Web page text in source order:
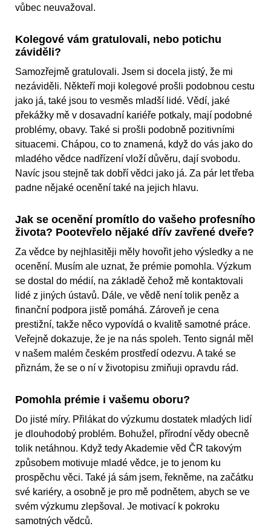
vůbec neuvažoval.
Kolegové vám gratulovali, nebo potichu
záviděli?
Samozřejmě gratulovali. Jsem si docela jistý, že mi
nezáviděli. Někteří moji kolegové prošli podobnou cestu
jako já, také jsou to vesměs mladší lidé. Vědí, jaké
překážky mě v dosavadní kariéře potkaly, mají podobné
problémy, obavy. Také si prošli podobně pozitivními
situacemi. Chápou, co to znamená, když do vás jako do
mladého vědce nadřízení vloží důvěru, dají svobodu.
Navíc jsou stejně tak dobří vědci jako já. Za pár let třeba
padne nějaké ocenění také na jejich hlavu.
Jak se ocenění promítlo do vašeho profesního
života? Pootevřelo nějaké dřív zavřené dveře?
Za vědce by nejhlasitěji měly hovořit jeho výsledky a ne
ocenění. Musím ale uznat, že prémie pomohla. Výzkum
se dostal do médií, na základě čehož mě kontaktovali
lidé z jiných ústavů. Dále, ve vědě není tolik peněz a
finanční podpora jistě pomáhá. Zároveň je cena
prestižní, takže něco vypovídá o kvalitě samotné práce.
Veřejně dokazuje, že je na nás spoleh. Tento signál měl
v našem malém českém prostředí odezvu. A také se
přiznám, že se o ní v životopisu zmiňuji opravdu rád.
Pomohla prémie i vašemu oboru?
Do jisté míry. Přilákat do výzkumu dostatek mladých lidí
je dlouhodobý problém. Bohužel, přírodní vědy obecně
tolik netáhnou. Když tedy Akademie věd ČR takovým
způsobem motivuje mladé vědce, je to jenom ku
prospěchu věci. Také já sám jsem, řekněme, na začátku
své kariéry, a osobně je pro mě podnětem, abych se ve
svém výzkumu zlepšoval. Je motivací k pokroku
samotných vědců.